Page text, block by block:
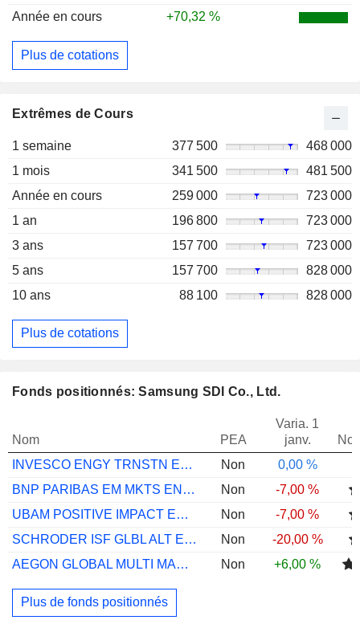
Année en cours
+70,32 %
Plus de cotations
Extrêmes de Cours
1 semaine 377 500
468 000
1 mois
341 500
481 500
Année en cours
259 000
723 000
1 an
196 800
723 000
3 ans
157 700
723 000
5 ans
157 700
828 000
10 ans
88 100 828 000
Plus de cotations
Fonds positionnés: Samsung SDI Co., Ltd.
Nom PEA
Varia. 1
janv.
INVESCO ENGY TRNSTN ENBLMNT A ACC
Non
0,00 %
BNP PARIBAS EM MKTS ENVIRTL SOLU I CAP
Non
-7,00 %
UBAM POSITIVE IMPACT EM EQ IC USD ACC
Non
-7,00 %
SCHRODER ISF GLBL ALT ENGY C ACC USD
Non
-20,00 %
AEGON GLOBAL MULTI MANAGER EMS A
Non +6,00 %
Plus de fonds positionnés